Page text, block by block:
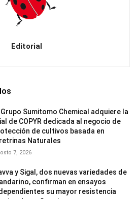
Editorial
Grupo Sumitomo Chemical adquiere la
de COPYR dedicada al negocio de
de cultivos basada en
Naturales
7, 2026
y Sigal, dos nuevas variedades de
confirman en ensayos
su mayor resistencia